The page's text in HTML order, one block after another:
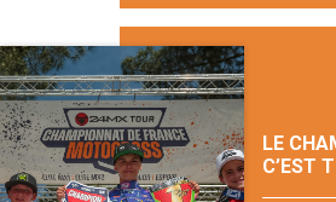
LE
C’EST